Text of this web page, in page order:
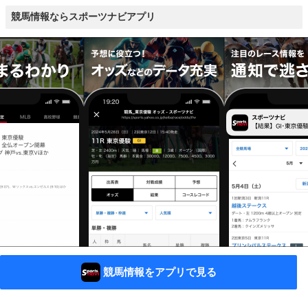
競馬情報ならスポーツナビアプリ
競馬情報をアプリで見る